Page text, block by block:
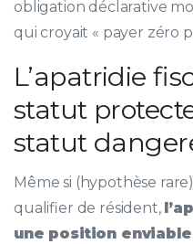
obligation déclarative
qui croyait « payer zéro
L’apatridie
statut
statut
Même si (hypothèse
qualifier de résident,
une position enviable